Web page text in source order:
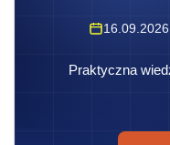
16.09.2026
Praktyczna